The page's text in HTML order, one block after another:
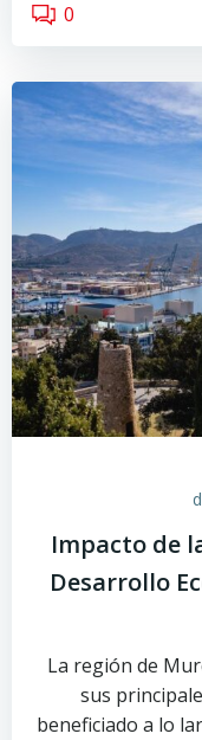
0
Impacto de
Desarrollo
La región de
sus
beneficiado a lo